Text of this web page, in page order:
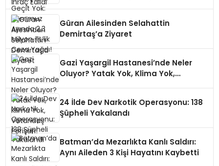
Güran Ailesinden Selahattin
Demirtaş’a Ziyaret
Gazi Yaşargil Hastanesi’nde Neler
Oluyor? Yatak Yok, Klima Yok,
24 İlde Dev Narkotik Operasyonu: 138
Şüpheli Yakalandı
Batman’da Mezarlıkta Kanlı Saldırı:
Aynı Aileden 3 Kişi Hayatını Kaybetti